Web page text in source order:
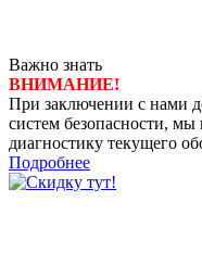
Важно знать
ВНИМАНИЕ!
При заключении с нами
систем безопасности,
диагностику текущего
Подробнее